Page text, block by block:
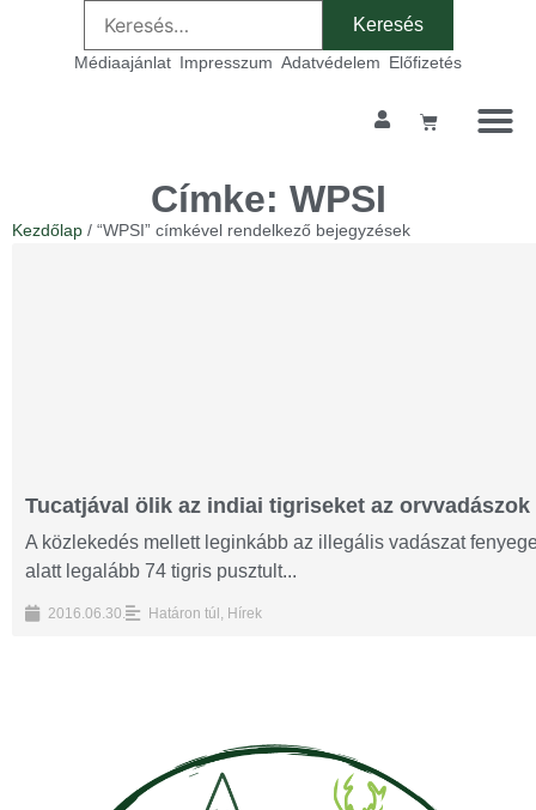
Médiaajánlat Impresszum Adatvédelem Előfizetés
Címke: WPSI
Kezdőlap / “WPSI” címkével rendelkező bejegyzések
Tucatjával ölik az indiai tigriseket az orvvadászok
A közlekedés mellett leginkább az illegális vadászat
alatt legalább 74 tigris pusztult...
2016.06.30. Határon túl , Hírek